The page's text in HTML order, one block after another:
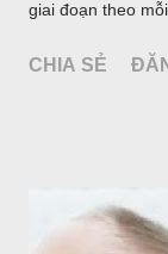
SỬ
tháng 10 01,